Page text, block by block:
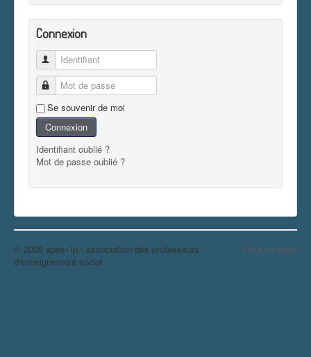
Connexion
Identifiant
Mot de passe
Se souvenir de moi
Connexion
Identifiant oublié ?
Mot de passe oublié ?
Haut de page
© 2026 apes- lp : association des professeurs
d'enseignement social